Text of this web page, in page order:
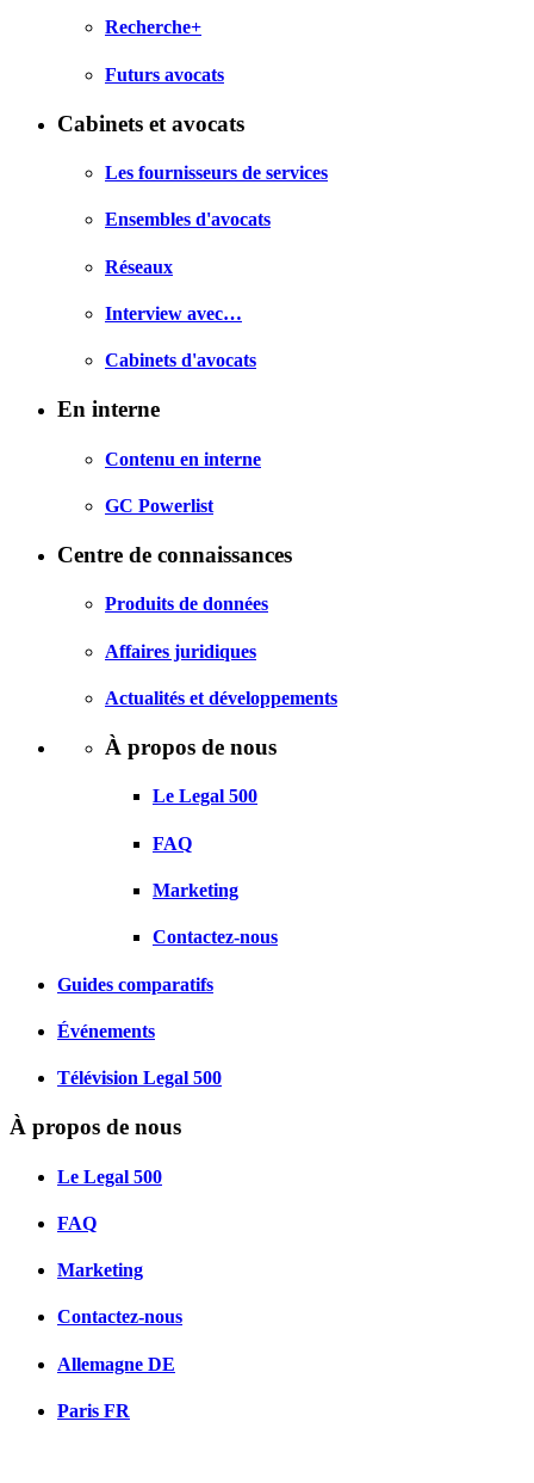
Recherche+
Futurs avocats
Cabinets et avocats
Les fournisseurs de services
Ensembles d'avocats
Réseaux
Interview avec…
Cabinets d'avocats
En interne
Contenu en interne
GC Powerlist
Centre de connaissances
Produits de données
Affaires juridiques
Actualités et développements
À propos de nous
Le Legal 500
FAQ
Marketing
Contactez-nous
Guides comparatifs
Événements
Télévision Legal 500
À propos de nous
Le Legal 500
FAQ
Marketing
Contactez-nous
Allemagne DE
Paris FR